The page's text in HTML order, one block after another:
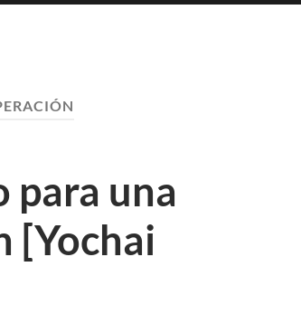
para una
[Yochai